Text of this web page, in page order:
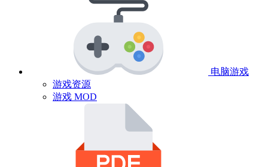
电脑游戏
游戏资源
游戏 MOD